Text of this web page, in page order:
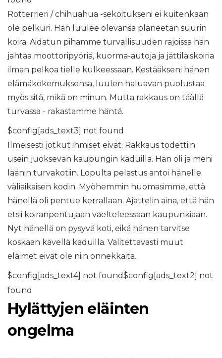
Rotterrieri / chihuahua -sekoitukseni ei kuitenkaan
ole pelkuri. Hän luulee olevansa planeetan suurin
koira. Aidatun pihamme turvallisuuden rajoissa hän
jahtaa moottoripyöriä, kuorma-autoja ja jättiläiskoiria
ilman pelkoa tielle kulkeessaan. Kestääkseni hänen
elämäkokemuksensa, luulen haluavan puolustaa
myös sitä, mikä on minun. Mutta rakkaus on täällä
turvassa - rakastamme häntä.
$config[ads_text3] not found
Ilmeisesti jotkut ihmiset eivät. Rakkaus todettiin
usein juoksevan kaupungin kaduilla. Hän oli ja meni
läänin turvakotiin. Lopulta pelastus antoi hänelle
väliaikaisen kodin. Myöhemmin huomasimme, että
hänellä oli pentue kerrallaan. Ajattelin aina, että hän
etsii koiranpentujaan vaelteleessaan kaupunkiaan.
Nyt hänellä on pysyvä koti, eikä hänen tarvitse
koskaan kävellä kaduilla. Valitettavasti muut
eläimet eivät ole niin onnekkaita.
$config[ads_text4] not found$config[ads_text2] not
found
Hylättyjen eläinten
ongelma